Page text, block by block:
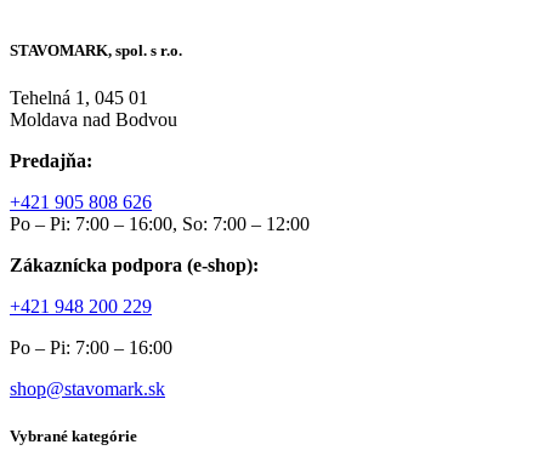
STAVOMARK, spol. s r.o.
Tehelná 1, 045 01
Moldava nad Bodvou
Predajňa:
+421 905 808 626
Po – Pi: 7:00 – 16:00, So: 7:00 – 12:00
Zákaznícka podpora (e-shop):
+421 948 200 229
Po – Pi: 7:00 – 16:00
shop@stavomark.sk
Vybrané kategórie